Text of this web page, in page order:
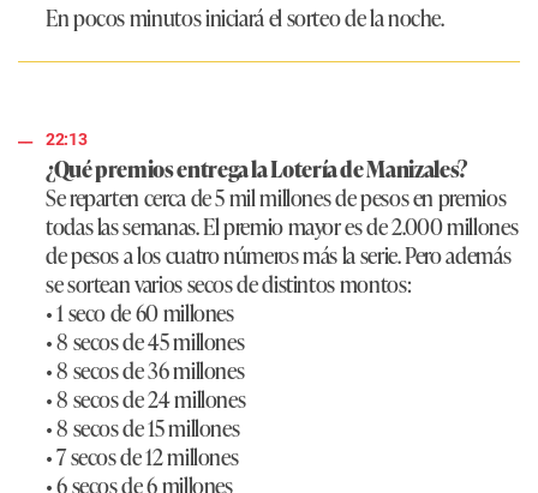
En pocos minutos iniciará el sorteo de la noche.
22:13
¿Qué premios entrega la Lotería de Manizales?
Se reparten cerca de 5 mil millones de pesos en premios
todas las semanas. El premio mayor es de 2.000 millones
de pesos a los cuatro números más la serie. Pero además
se sortean varios secos de distintos montos:
• 1 seco de 60 millones
• 8 secos de 45 millones
• 8 secos de 36 millones
• 8 secos de 24 millones
• 8 secos de 15 millones
• 7 secos de 12 millones
• 6 secos de 6 millones